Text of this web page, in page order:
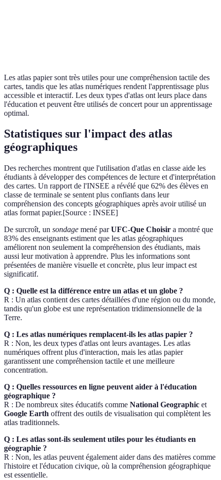
Les atlas papier sont très utiles pour une compréhension tactile des
cartes, tandis que les atlas numériques rendent l'apprentissage plus
accessible et interactif. Les deux types d'atlas ont leurs place dans
l'éducation et peuvent être utilisés de concert pour un apprentissage
optimal.
Statistiques sur l'impact des atlas
géographiques
Des recherches montrent que l'utilisation d'atlas en classe aide les
étudiants à développer des compétences de lecture et d'interprétation
des cartes. Un rapport de l'INSEE a révélé que 62% des élèves en
classe de terminale se sentent plus confiants dans leur
compréhension des concepts géographiques après avoir utilisé un
atlas format papier.[Source : INSEE]
De surcroît, un sondage mené parUFC-Que Choisir a montré que
83% des enseignants estiment que les atlas géographiques
améliorent non seulement la compréhension des étudiants, mais
aussi leur motivation à apprendre. Plus les informations sont
présentées de manière visuelle et concrète, plus leur impact est
significatif.
Q : Quelle est la différence entre un atlas et un globe ?
R : Un atlas contient des cartes détaillées d'une région ou du monde,
tandis qu'un globe est une représentation tridimensionnelle de la
Terre.
Q : Les atlas numériques remplacent-ils les atlas papier ?
R : Non, les deux types d'atlas ont leurs avantages. Les atlas
numériques offrent plus d'interaction, mais les atlas papier
garantissent une compréhension tactile et une meilleure
concentration.
Q : Quelles ressources en ligne peuvent aider à l'éducation
géographique ?
R : De nombreux sites éducatifs comme National Geographic et
Google Earth offrent des outils de visualisation qui complètent les
atlas traditionnels.
Q : Les atlas sont-ils seulement utiles pour les étudiants en
géographie ?
R : Non, les atlas peuvent également aider dans des matières comme
l'histoire et l'éducation civique, où la compréhension géographique
est essentielle.